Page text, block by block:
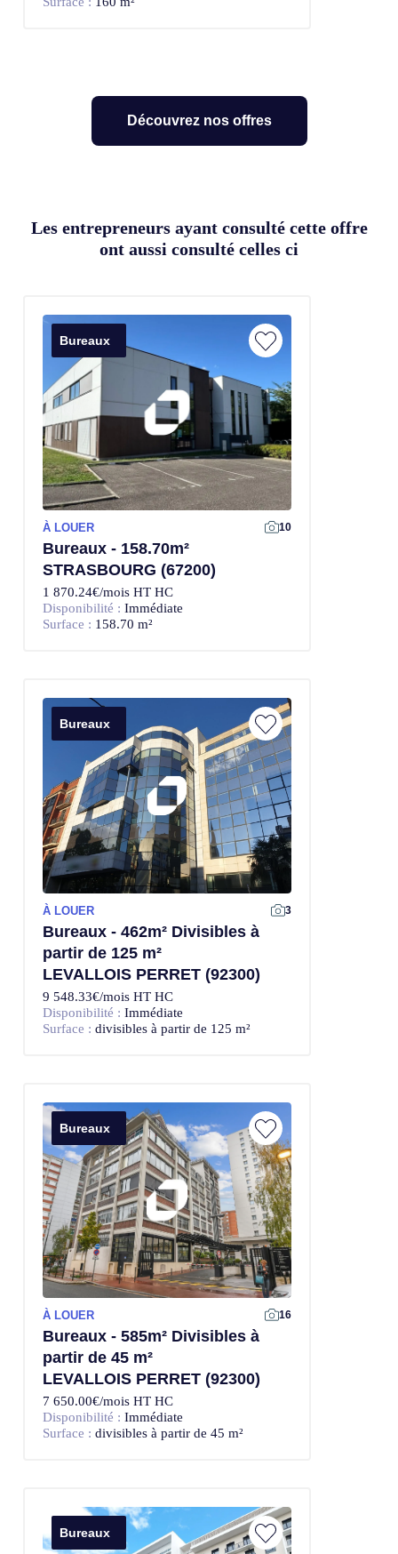
Découvrez nos offres
Les entrepreneurs ayant consulté cette offre
ont aussi consulté celles ci
Bureaux
À LOUER 10
Bureaux - 158.70m²
STRASBOURG (67200)
1 870.24€/mois HT HC
Disponibilité : Immédiate
Surface : 158.70 m²
Bureaux
À LOUER 3
Bureaux - 462m² Divisibles à
partir de 125 m²
LEVALLOIS PERRET (92300)
9 548.33€/mois HT HC
Disponibilité : Immédiate
Surface : divisibles à partir de 125 m²
Bureaux
Offre Exclusive
À LOUER 16
Bureaux - 585m² Divisibles à
partir de 45 m²
LEVALLOIS PERRET (92300)
7 650.00€/mois HT HC
Disponibilité : Immédiate
Surface : divisibles à partir de 45 m²
Bureaux